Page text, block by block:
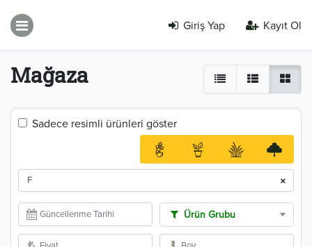
Giriş Yap Kayıt Ol
Mağaza
Sadece resimli ürünleri göster
×
Ürün Grubu